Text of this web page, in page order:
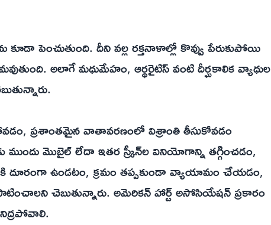
కూడా పెంచుతుంది. దీని వల్ల రక్తనాళాల్లో కొవ్వు పేరుకుపోయి
అలాగే మధుమేహం, ఆర్థరైటిస్ వంటి దీర్ఘకాలిక వ్యాధుల
ప్రశాంతమైన వాతావరణంలో విశ్రాంతి తీసుకోవడం
ముందు మొబైల్ లేదా ఇతర స్క్రీన్‌ల వినియోగాన్ని తగ్గించడం,
దూరంగా ఉండటం, క్రమం తప్పకుండా వ్యాయామం చేయడం,
చెబుతున్నారు. అమెరికన్ హార్ట్ అసోసియేషన్ ప్రకారం
నిద్రపోవాలి.